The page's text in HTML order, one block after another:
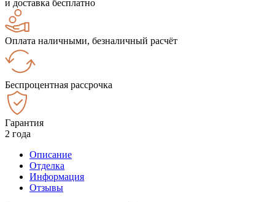
и доставка бесплатно
Оплата наличными, безналичный расчёт
Беспроцентная рассрочка
Гарантия
2 года
Описание
Отделка
Информация
Отзывы